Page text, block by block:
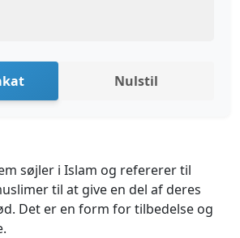
Nulstil
søjler i Islam og refererer til
til at give en del af deres
Det er en form for tilbedelse og